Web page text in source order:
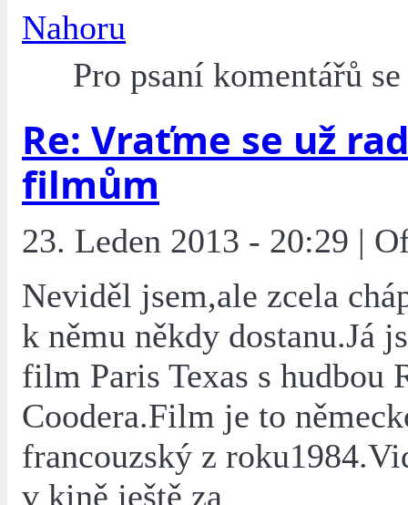
Nahoru
Pro psaní komentářů
Re: Vraťme se už
filmům
23. Leden 2013 - 20:29 |
Neviděl jsem,ale zcela
k němu někdy dostanu.Já
film Paris Texas s hudbou
Coodera.Film je to
francouzský z
v kině ještě za